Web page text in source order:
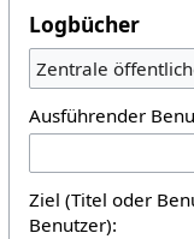
Logbücher
Zentrale
Ausführender
Ziel (Titel oder
Benutzer):